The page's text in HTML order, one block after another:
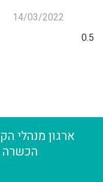
14/03/2022
ארגון מנהלי
הכשרה